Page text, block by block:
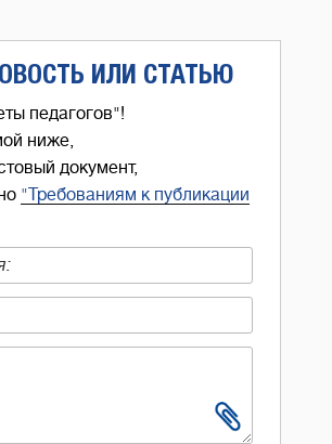
ИЛИ СТАТЬЮ
педагогов"!
ниже,
документ,
"Требованиям к публикации